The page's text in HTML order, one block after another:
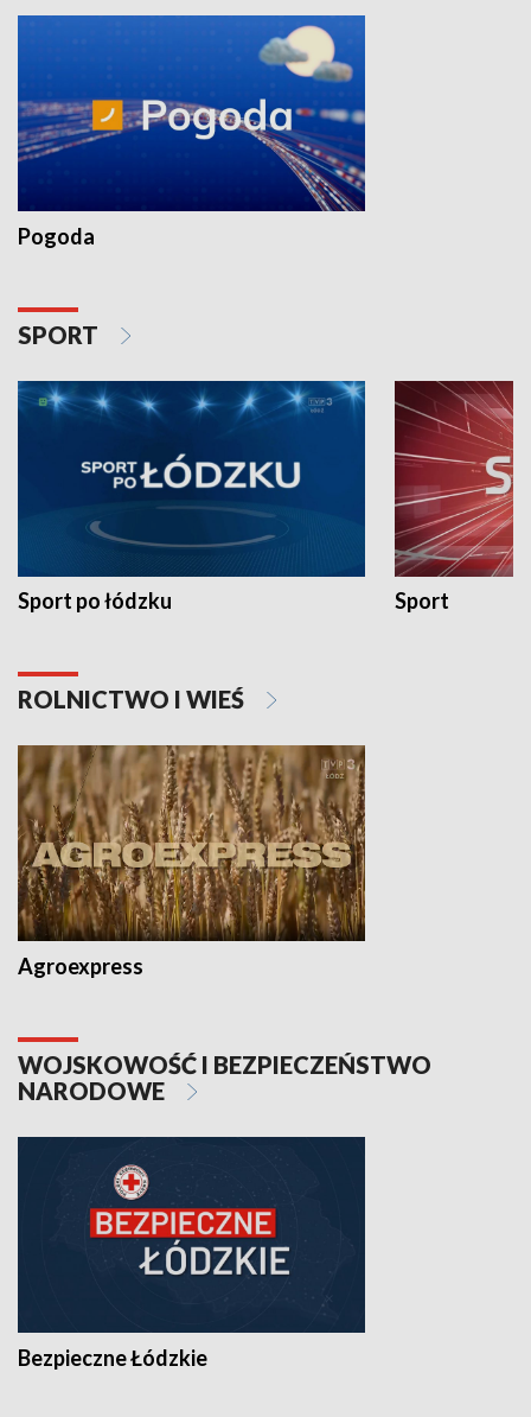
Pogoda
SPORT
Sport po łódzku Sport
ROLNICTWO I WIEŚ
Agroexpress
WOJSKOWOŚĆ I BEZPIECZEŃSTWO
NARODOWE
Bezpieczne Łódzkie